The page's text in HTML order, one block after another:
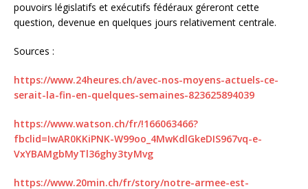
pouvoirs législatifs et exécutifs fédéraux géreront cette
question, devenue en quelques jours relativement centrale.
Sources :
https://www.24heures.ch/avec-nos-moyens-actuels-ce-
serait-la-fin-en-quelques-semaines-823625894039
https://www.watson.ch/fr/!166063466?
fbclid=IwAR0KKiPNK-W99oo_4MwKdlGkeDIS967vq-e-
VxYBAMgbMyTl36ghy3tyMvg
https://www.20min.ch/fr/story/notre-armee-est-